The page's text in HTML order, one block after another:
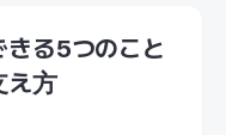
る5つのこと
え方